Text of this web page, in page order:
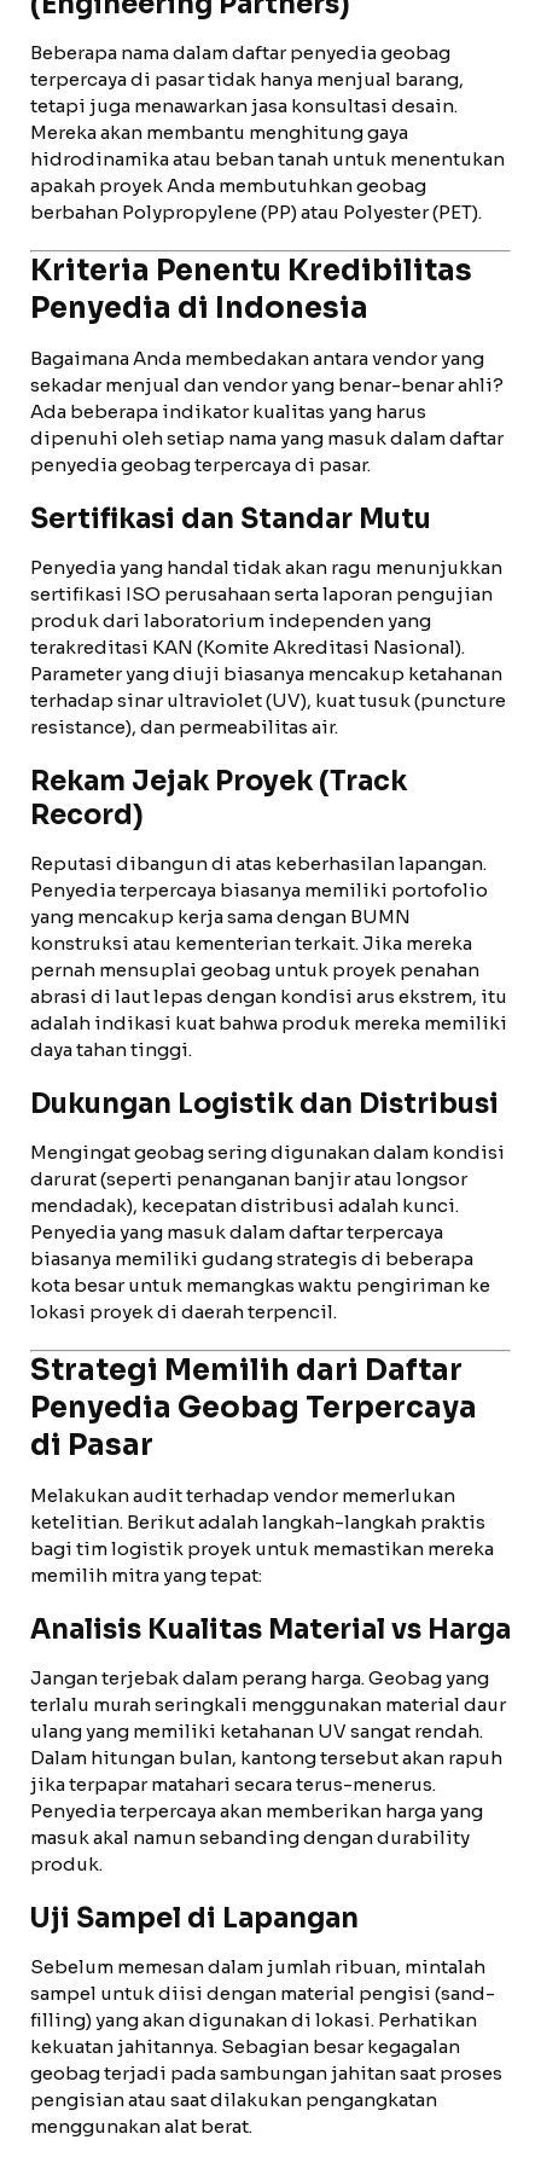
Beberapa nama dalam daftar penyedia geobag
terpercaya di pasar tidak hanya menjual barang,
tetapi juga menawarkan jasa konsultasi desain.
Mereka akan membantu menghitung gaya
hidrodinamika atau beban tanah untuk menentukan
apakah proyek Anda membutuhkan geobag
berbahan Polypropylene (PP) atau Polyester (PET).
Kriteria Penentu Kredibilitas
Penyedia di Indonesia
Bagaimana Anda membedakan antara vendor yang
sekadar menjual dan vendor yang benar-benar ahli?
Ada beberapa indikator kualitas yang harus
dipenuhi oleh setiap nama yang masuk dalam daftar
penyedia geobag terpercaya di pasar.
Sertifikasi dan Standar Mutu
Penyedia yang handal tidak akan ragu menunjukkan
sertifikasi ISO perusahaan serta laporan pengujian
produk dari laboratorium independen yang
terakreditasi KAN (Komite Akreditasi Nasional).
Parameter yang diuji biasanya mencakup ketahanan
terhadap sinar ultraviolet (UV), kuat tusuk (puncture
resistance), dan permeabilitas air.
Rekam Jejak Proyek (Track
Record)
Reputasi dibangun di atas keberhasilan lapangan.
Penyedia terpercaya biasanya memiliki portofolio
yang mencakup kerja sama dengan BUMN
konstruksi atau kementerian terkait. Jika mereka
pernah mensuplai geobag untuk proyek penahan
abrasi di laut lepas dengan kondisi arus ekstrem, itu
adalah indikasi kuat bahwa produk mereka memiliki
daya tahan tinggi.
Dukungan Logistik dan Distribusi
Mengingat geobag sering digunakan dalam kondisi
darurat (seperti penanganan banjir atau longsor
mendadak), kecepatan distribusi adalah kunci.
Penyedia yang masuk dalam daftar terpercaya
biasanya memiliki gudang strategis di beberapa
kota besar untuk memangkas waktu pengiriman ke
lokasi proyek di daerah terpencil.
Strategi Memilih dari Daftar
Penyedia Geobag Terpercaya
di Pasar
Melakukan audit terhadap vendor memerlukan
ketelitian. Berikut adalah langkah-langkah praktis
bagi tim logistik proyek untuk memastikan mereka
memilih mitra yang tepat:
Analisis Kualitas Material vs Harga
Jangan terjebak dalam perang harga. Geobag yang
terlalu murah seringkali menggunakan material daur
ulang yang memiliki ketahanan UV sangat rendah.
Dalam hitungan bulan, kantong tersebut akan rapuh
jika terpapar matahari secara terus-menerus.
Penyedia terpercaya akan memberikan harga yang
masuk akal namun sebanding dengan durability
produk.
Uji Sampel di Lapangan
Sebelum memesan dalam jumlah ribuan, mintalah
sampel untuk diisi dengan material pengisi (sand-
filling) yang akan digunakan di lokasi. Perhatikan
kekuatan jahitannya. Sebagian besar kegagalan
geobag terjadi pada sambungan jahitan saat proses
pengisian atau saat dilakukan pengangkatan
menggunakan alat berat.